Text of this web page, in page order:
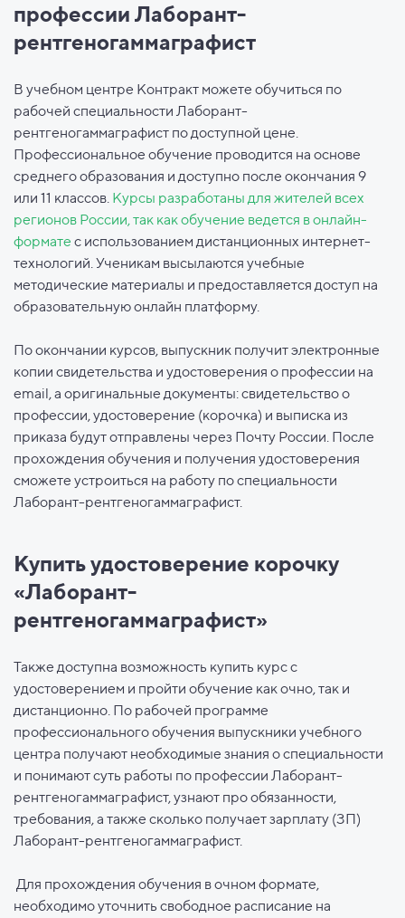
профессии Лаборант-
рентгеногаммаграфист
В учебном центре Контракт можете обучиться по
рабочей специальности Лаборант-
рентгеногаммаграфист по доступной цене.
Профессиональное обучение проводится на основе
среднего образования и доступно после окончания 9
или 11 классов. Курсы разработаны для жителей всех
регионов России, так как обучение ведется в онлайн-
формате с использованием дистанционных интернет-
технологий. Ученикам высылаются учебные
методические материалы и предоставляется доступ на
образовательную онлайн платформу.
По окончании курсов, выпускник получит электронные
копии свидетельства и удостоверения о профессии на
email, а оригинальные документы: свидетельство о
профессии, удостоверение (корочка) и выписка из
приказа будут отправлены через Почту России. После
прохождения обучения и получения удостоверения
сможете устроиться на работу по специальности
Лаборант-рентгеногаммаграфист.
Купить удостоверение корочку
«Лаборант-
рентгеногаммаграфист»
Также доступна возможность купить курс с
удостоверением и пройти обучение как очно, так и
дистанционно. По рабочей программе
профессионального обучения выпускники учебного
центра получают необходимые знания о специальности
и понимают суть работы по профессии Лаборант-
рентгеногаммаграфист, узнают про обязанности,
требования, а также сколько получает зарплату (ЗП)
Лаборант-рентгеногаммаграфист.
Для прохождения обучения в очном формате,
необходимо уточнить свободное расписание на